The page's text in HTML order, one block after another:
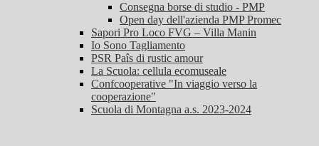
Consegna borse di studio - PMP
Open day dell'azienda PMP Promec
Sapori Pro Loco FVG – Villa Manin
Io Sono Tagliamento
PSR Paîs di rustic amour
La Scuola: cellula ecomuseale
Confcooperative "In viaggio verso la
cooperazione"
Scuola di Montagna a.s. 2023-2024